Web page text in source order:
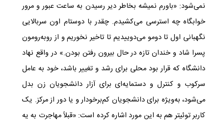
نمی‌شود: «‏باورم نمیشه بخاطر دیر رسیدن به ساعت عبور و مرور
خوابگاه چه استرسی می‌کشیدم. چقدر با دوستام اون سربالایی
نگهبانی اول تا دومو می‌دوییدیم تا تاخیر نخوریم و از رو‌به‌رومون
پسرا شاد و خندان تازه در حال بیرون رفتن بودن.» در واقع نهاد
دانشگاه که قرار بود محلی برای رشد و تغییر باشد، خود به عامل
سرکوب و کنترل و دستمایه‌ای برای آزار دانشجویان زن بدل
می‌شود، به‌ویژه برای دانشجویان کم‌برخودار و یا دور از مرکز. یک
کاربر توئیتر هم به این مورد اشاره کرده است: «قبلاً مهاجرت به یه